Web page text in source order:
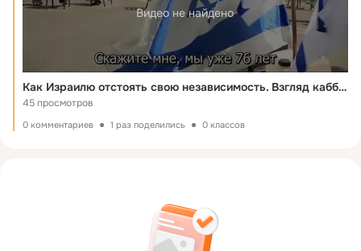
Видео не найдено
Как Израилю отстоять свою независимость. Взгляд каббалиста
45 просмотров
0 комментариев 1 раз поделились 0 классов